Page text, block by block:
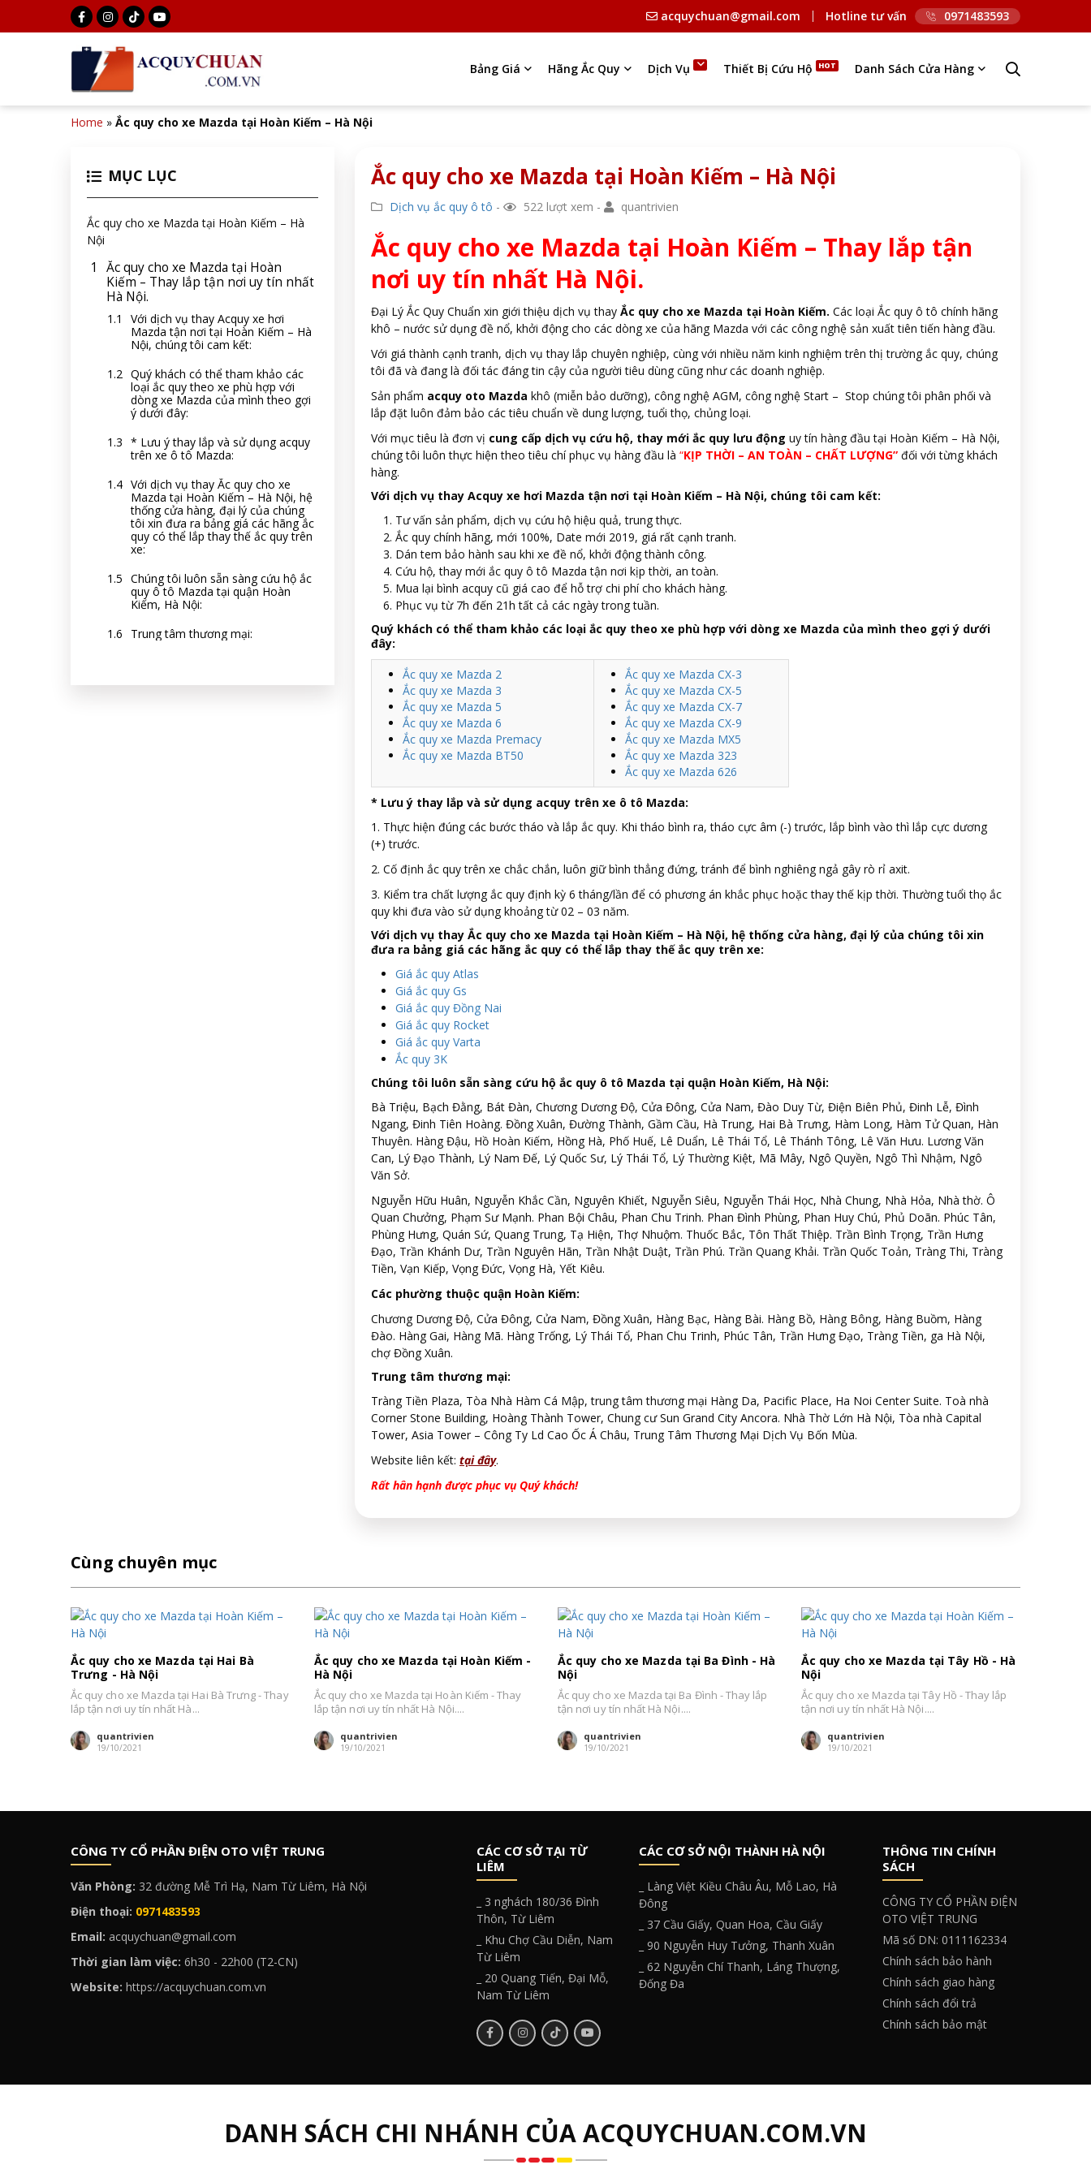
acquychuan@gmail.com Hotline tư vấn 0971483593
Bảng Giá Hãng Ắc Quy Dịch Vụ Thiết Bị Cứu Hộ Danh Sách Cửa Hàng
Home » Ắc quy cho xe Mazda tại Hoàn Kiếm – Hà Nội
MỤC LỤC
Ắc quy cho xe Mazda tại Hoàn Kiếm – Hà
Nội
Ắc quy cho xe Mazda tại Hoàn
Kiếm – Thay lắp tận nơi uy tín nhất
Hà Nội.
Với dịch vụ thay Acquy xe hơi
Mazda tận nơi tại Hoàn Kiếm – Hà
Nội, chúng tôi cam kết:
Quý khách có thể tham khảo các
loại ắc quy theo xe phù hợp với
dòng xe Mazda của mình theo gợi
ý dưới đây:
* Lưu ý thay lắp và sử dụng acquy
trên xe ô tô Mazda:
Với dịch vụ thay Ắc quy cho xe
Mazda tại Hoàn Kiếm – Hà Nội, hệ
thống cửa hàng, đại lý của chúng
tôi xin đưa ra bảng giá các hãng ắc
quy có thể lắp thay thế ắc quy trên
xe:
Chúng tôi luôn sẵn sàng cứu hộ ắc
quy ô tô Mazda tại quận Hoàn
Kiếm, Hà Nội:
Trung tâm thương mại:
Ắc quy cho xe Mazda tại Hoàn Kiếm – Hà Nội
Dịch vụ ắc quy ô tô - 522 lượt xem - quantrivien
Ắc quy cho xe Mazda tại Hoàn Kiếm – Thay lắp tận
nơi uy tín nhất Hà Nội.
Đại Lý Ắc Quy Chuẩn xin giới thiệu dịch vụ thay Ắc quy cho xe Mazda tại Hoàn Kiếm. Các loại Ắc quy ô tô chính hãng
khô – nước sử dụng đề nổ, khởi động cho các dòng xe của hãng Mazda với các công nghệ sản xuất tiên tiến hàng đầu.
Với giá thành cạnh tranh, dịch vụ thay lắp chuyên nghiệp, cùng với nhiều năm kinh nghiệm trên thị trường ắc quy, chúng
tôi đã và đang là đối tác đáng tin cậy của người tiêu dùng cũng như các doanh nghiệp.
Sản phẩm acquy oto Mazda khô (miễn bảo dưỡng), công nghệ AGM, công nghệ Start – Stop chúng tôi phân phối và
lắp đặt luôn đảm bảo các tiêu chuẩn về dung lượng, tuổi thọ, chủng loại.
Với mục tiêu là đơn vị cung cấp dịch vụ cứu hộ, thay mới ắc quy lưu động uy tín hàng đầu tại Hoàn Kiếm – Hà Nội,
chúng tôi luôn thực hiện theo tiêu chí phục vụ hàng đầu là “KỊP THỜI – AN TOÀN – CHẤT LƯỢNG” đối với từng khách
hàng.
Với dịch vụ thay Acquy xe hơi Mazda tận nơi tại Hoàn Kiếm – Hà Nội, chúng tôi cam kết:
Tư vấn sản phẩm, dịch vụ cứu hộ hiệu quả, trung thực.
Ắc quy chính hãng, mới 100%, Date mới 2019, giá rất cạnh tranh.
Dán tem bảo hành sau khi xe đề nổ, khởi động thành công.
Cứu hộ, thay mới ắc quy ô tô Mazda tận nơi kịp thời, an toàn.
Mua lại bình acquy cũ giá cao để hỗ trợ chi phí cho khách hàng.
Phục vụ từ 7h đến 21h tất cả các ngày trong tuần.
Quý khách có thể tham khảo các loại ắc quy theo xe phù hợp với dòng xe Mazda của mình theo gợi ý dưới
đây:
Ắc quy xe Mazda 2
Ắc quy xe Mazda 3
Ắc quy xe Mazda 5
Ắc quy xe Mazda 6
Ắc quy xe Mazda Premacy
Ắc quy xe Mazda BT50
Ắc quy xe Mazda CX-3
Ắc quy xe Mazda CX-5
Ắc quy xe Mazda CX-7
Ắc quy xe Mazda CX-9
Ắc quy xe Mazda MX5
Ắc quy xe Mazda 323
Ắc quy xe Mazda 626
* Lưu ý thay lắp và sử dụng acquy trên xe ô tô Mazda:
1. Thực hiện đúng các bước tháo và lắp ắc quy. Khi tháo bình ra, tháo cực âm (-) trước, lắp bình vào thì lắp cực dương
(+) trước.
2. Cố định ắc quy trên xe chắc chắn, luôn giữ bình thẳng đứng, tránh để bình nghiêng ngả gây rò rỉ axit.
3. Kiểm tra chất lượng ắc quy định kỳ 6 tháng/lần để có phương án khắc phục hoặc thay thế kịp thời. Thường tuổi thọ ắc
quy khi đưa vào sử dụng khoảng từ 02 – 03 năm.
Với dịch vụ thay Ắc quy cho xe Mazda tại Hoàn Kiếm – Hà Nội, hệ thống cửa hàng, đại lý của chúng tôi xin
đưa ra bảng giá các hãng ắc quy có thể lắp thay thế ắc quy trên xe:
Giá ắc quy Atlas
Giá ắc quy Gs
Giá ắc quy Đồng Nai
Giá ắc quy Rocket
Giá ắc quy Varta
Ắc quy 3K
Chúng tôi luôn sẵn sàng cứu hộ ắc quy ô tô Mazda tại quận Hoàn Kiếm, Hà Nội:
Bà Triệu, Bạch Đằng, Bát Đàn, Chương Dương Độ, Cửa Đông, Cửa Nam, Đào Duy Từ, Điện Biên Phủ, Đinh Lễ, Đình
Ngang, Đinh Tiên Hoàng. Đồng Xuân, Đường Thành, Gầm Cầu, Hà Trung, Hai Bà Trưng, Hàm Long, Hàm Tử Quan, Hàn
Thuyên. Hàng Đậu, Hồ Hoàn Kiếm, Hồng Hà, Phố Huế, Lê Duẩn, Lê Thái Tổ, Lê Thánh Tông, Lê Văn Hưu. Lương Văn
Can, Lý Đạo Thành, Lý Nam Đế, Lý Quốc Sư, Lý Thái Tổ, Lý Thường Kiệt, Mã Mây, Ngô Quyền, Ngô Thì Nhậm, Ngô
Văn Sở.
Nguyễn Hữu Huân, Nguyễn Khắc Cần, Nguyên Khiết, Nguyễn Siêu, Nguyễn Thái Học, Nhà Chung, Nhà Hỏa, Nhà thờ. Ô
Quan Chưởng, Phạm Sư Mạnh. Phan Bội Châu, Phan Chu Trinh. Phan Đình Phùng, Phan Huy Chú, Phủ Doãn. Phúc Tân,
Phùng Hưng, Quán Sứ, Quang Trung, Tạ Hiện, Thợ Nhuộm. Thuốc Bắc, Tôn Thất Thiệp. Trần Bình Trọng, Trần Hưng
Đạo, Trần Khánh Dư, Trần Nguyên Hãn, Trần Nhật Duật, Trần Phú. Trần Quang Khải. Trần Quốc Toản, Tràng Thi, Tràng
Tiền, Vạn Kiếp, Vọng Đức, Vọng Hà, Yết Kiêu.
Các phường thuộc quận Hoàn Kiếm:
Chương Dương Độ, Cửa Đông, Cửa Nam, Đồng Xuân, Hàng Bạc, Hàng Bài. Hàng Bồ, Hàng Bông, Hàng Buồm, Hàng
Đào. Hàng Gai, Hàng Mã. Hàng Trống, Lý Thái Tổ, Phan Chu Trinh, Phúc Tân, Trần Hưng Đạo, Tràng Tiền, ga Hà Nội,
chợ Đồng Xuân.
Trung tâm thương mại:
Tràng Tiền Plaza, Tòa Nhà Hàm Cá Mập, trung tâm thương mại Hàng Da, Pacific Place, Ha Noi Center Suite. Toà nhà
Corner Stone Building, Hoàng Thành Tower, Chung cư Sun Grand City Ancora. Nhà Thờ Lớn Hà Nội, Tòa nhà Capital
Tower, Asia Tower – Công Ty Ld Cao Ốc Á Châu, Trung Tâm Thương Mại Dịch Vụ Bốn Mùa.
Website liên kết: tại đây.
Rất hân hạnh được phục vụ Quý khách!
Cùng chuyên mục
Ắc quy cho xe Mazda tại Hai Bà
Trưng - Hà Nội
Ắc quy cho xe Mazda tại Hai Bà Trưng - Thay
lắp tận nơi uy tín nhất Hà...
quantrivien
19/10/2021
Ắc quy cho xe Mazda tại Hoàn Kiếm -
Hà Nội
Ắc quy cho xe Mazda tại Hoàn Kiếm - Thay
lắp tận nơi uy tín nhất Hà Nội....
quantrivien
19/10/2021
Ắc quy cho xe Mazda tại Ba Đình - Hà
Nội
Ắc quy cho xe Mazda tại Ba Đình - Thay lắp
tận nơi uy tín nhất Hà Nội....
quantrivien
19/10/2021
Ắc quy cho xe Mazda tại Tây Hồ - Hà
Nội
Ắc quy cho xe Mazda tại Tây Hồ - Thay lắp
tận nơi uy tín nhất Hà Nội....
quantrivien
19/10/2021
CÔNG TY CỔ PHẦN ĐIỆN OTO VIỆT TRUNG
Văn Phòng: 32 đường Mễ Trì Hạ, Nam Từ Liêm, Hà Nội
Điện thoại: 0971483593
Email: acquychuan@gmail.com
Thời gian làm việc: 6h30 - 22h00 (T2-CN)
Website: https://acquychuan.com.vn
CÁC CƠ SỞ TẠI TỪ
LIÊM
_ 3 nghách 180/36 Đình
Thôn, Từ Liêm
_ Khu Chợ Cầu Diễn, Nam
Từ Liêm
_ 20 Quang Tiến, Đại Mỗ,
Nam Từ Liêm
CÁC CƠ SỞ NỘI THÀNH HÀ NỘI
_ Làng Việt Kiều Châu Âu, Mỗ Lao, Hà
Đông
_ 37 Cầu Giấy, Quan Hoa, Cầu Giấy
_ 90 Nguyễn Huy Tưởng, Thanh Xuân
_ 62 Nguyễn Chí Thanh, Láng Thượng,
Đống Đa
THÔNG TIN CHÍNH
SÁCH
CÔNG TY CỔ PHẦN ĐIỆN
OTO VIỆT TRUNG
Mã số DN: 0111162334
Chính sách bảo hành
Chính sách giao hàng
Chính sách đổi trả
Chính sách bảo mật
DANH SÁCH CHI NHÁNH CỦA ACQUYCHUAN.COM.VN